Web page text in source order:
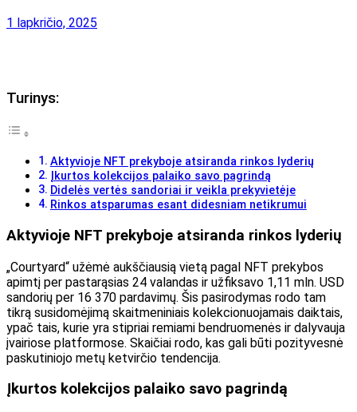
1 lapkričio, 2025
Turinys:
Aktyvioje NFT prekyboje atsiranda rinkos lyderių
Įkurtos kolekcijos palaiko savo pagrindą
Didelės vertės sandoriai ir veikla prekyvietėje
Rinkos atsparumas esant didesniam netikrumui
Aktyvioje NFT prekyboje atsiranda rinkos lyderių
„Courtyard“ užėmė aukščiausią vietą pagal NFT prekybos
apimtį per pastarąsias 24 valandas ir užfiksavo 1,11 mln. USD
sandorių per 16 370 pardavimų. Šis pasirodymas rodo tam
tikrą susidomėjimą skaitmeniniais kolekcionuojamais daiktais,
ypač tais, kurie yra stipriai remiami bendruomenės ir dalyvauja
įvairiose platformose. Skaičiai rodo, kas gali būti pozityvesnė
paskutiniojo metų ketvirčio tendencija.
Įkurtos kolekcijos palaiko savo pagrindą